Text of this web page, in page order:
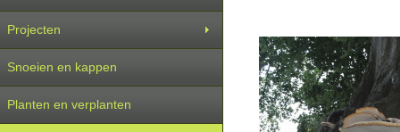
Projecten
Snoeien en kappen
Planten en verplanten